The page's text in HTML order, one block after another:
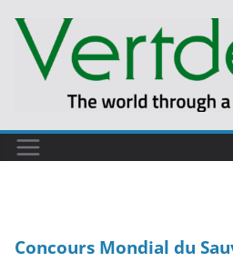
contenu
Concours Mondial du